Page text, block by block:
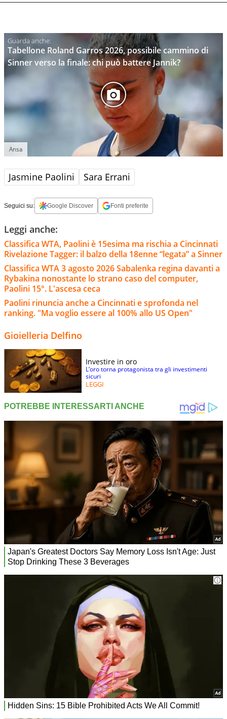
Tabellone Roland Garros 2026, possibile cammino di
Sinner verso la finale: chi può battere Jannik?
Ansa
Jasmine Paolini Sara Errani
Seguici su: Google Discover Fonti preferite
Leggi anche:
Classifica WTA, Paolini è 15esima ma rischia a Cincinnati
Rivelazione Tagger: il balzo della 18enne “legata” a Sinner
Classifica WTA 3 agosto 2026 Sabalenka regina davanti a
Rybakina nonostante lo strano caso del computer,
Paolini 15°. L'ascesa ceca
Paolini rinuncia anche a Cincinnati e sprofonda nel
ranking. "Ma voglio essere al 100% allo US Open"
Gioielleria Delfino
Investire in oro
L’oro torna protagonista tra gli investimenti
sicuri
LEGGI